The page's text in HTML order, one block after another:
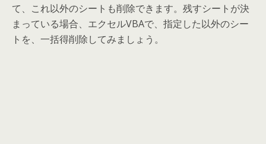
て、これ以外のシートも削除できます。残すシートが決
まっている場合、エクセルVBAで、指定した以外のシー
トを、一括得削除してみましょう。